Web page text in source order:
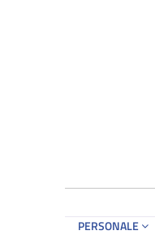
PERSONALE